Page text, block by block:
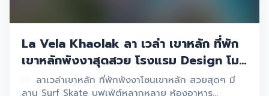
La Vela Khaolak ลา เวล่า เขาหลัก ที่พัก
เขาหลักพังงาสุดสวย โรงแรม Design โม
เดิร์นสวยๆจุดถ่ายรูปเพียบ อาหารอร่อย
ลาเวล่าเขาหลัก ที่พักพังงาโซนเขาหลัก สวยสุดๆ มี
ลาน Surf Skate บุฟเฟ่ต์หลากหลาย ห้องอาหาร